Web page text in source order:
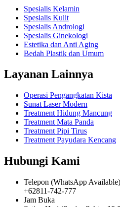
Spesialis Kelamin
Spesialis Kulit
Spesialis Andrologi
Spesialis Ginekologi
Estetika dan Anti Aging
Bedah Plastik dan Umum
Layanan Lainnya
Operasi Pengangkatan Kista
Sunat Laser Modern
Treatment Hidung Mancung
Treatment Mata Panda
Treatment Pipi Tirus
Treatment Payudara Kencang
Hubungi Kami
Telepon (WhatsApp Available)
+62811-742-777
Jam Buka